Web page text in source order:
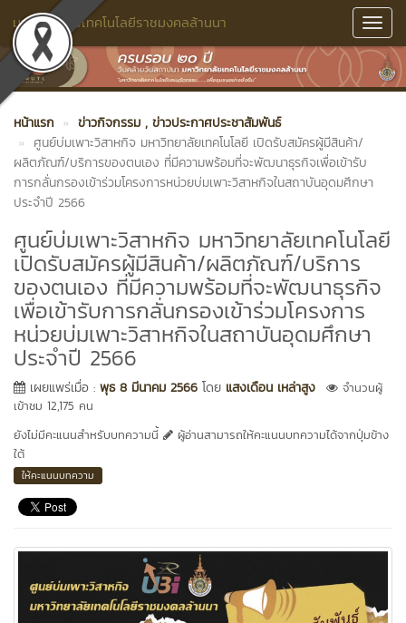
มหาวิทยาลัยเทคโนโลยีราชมงคลล้านนา
หน้าแรก ข่าวกิจกรรม , ข่าวประกาศประชาสัมพันธ์
ศูนย์บ่มเพาะวิสาหกิจ มหาวิทยาลัยเทคโนโลยี เปิดรับสมัครผู้มีสินค้า/
ผลิตภัณฑ์/บริการของตนเอง ที่มีความพร้อมที่จะพัฒนาธุรกิจเพื่อเข้ารับ
การกลั่นกรองเข้าร่วมโครงการหน่วยบ่มเพาะวิสาหกิจในสถาบันอุดมศึกษา
ประจำปี 2566
ศูนย์บ่มเพาะวิสาหกิจ มหาวิทยาลัยเทคโนโลยี
เปิดรับสมัครผู้มีสินค้า/ผลิตภัณฑ์/บริการ
ของตนเอง ที่มีความพร้อมที่จะพัฒนาธุรกิจ
เพื่อเข้ารับการกลั่นกรองเข้าร่วมโครงการ
หน่วยบ่มเพาะวิสาหกิจในสถาบันอุดมศึกษา
ประจำปี 2566
เผยแพร่เมื่อ : พุธ 8 มีนาคม 2566 โดย แสงเดือน เหล่าสูง
จำนวนผู้
เข้าชม 12,175 คน
ยังไม่มีคะแนนสำหรับบทความนี้
ผู้อ่านสามารถให้คะแนนบทความได้จากปุ่มข้าง
ใต้
ให้คะแนนบทความ